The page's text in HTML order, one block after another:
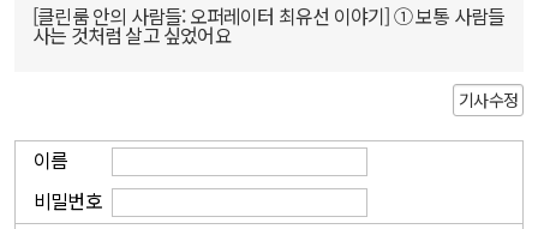
[클린룸 안의 사람들: 오퍼레이터 최유선 이야기] ① 보통 사람들
사는 것처럼 살고 싶었어요
기사수정
이름
비밀번호